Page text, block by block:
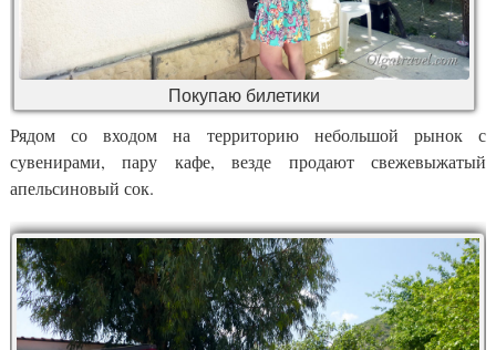
Покупаю билетики
Рядом со входом на территорию небольшой рынок с
сувенирами, пару кафе, везде продают свежевыжатый
апельсиновый сок.